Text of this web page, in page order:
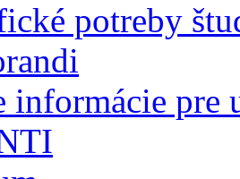
potreby
informácie pre